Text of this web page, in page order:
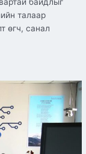
талаар
өгч, санал